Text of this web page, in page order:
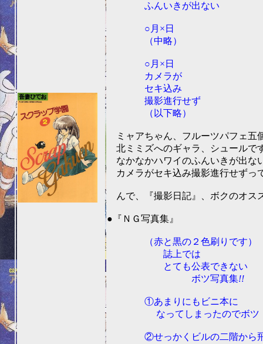
ふんいきが出ない
○月×日
（中略）
○月×日
カメラが
セキ込み
撮影進行せず
（以下略）
ミャアちゃん、フルーツパフェ五
北ミミズへのギャラ、シュールで
なかなかハワイのふんいきが出な
カメラがセキ込み撮影進行せずっ
んで、『撮影日記』、ボクのオス
●『ＮＧ写真集』
（赤と黒の２色刷りです）
誌上では
とても公表できない
ボツ写真集!!
①あまりにもビニ本に
なってしまったのでボツ
②せっかくビルの二階から飛